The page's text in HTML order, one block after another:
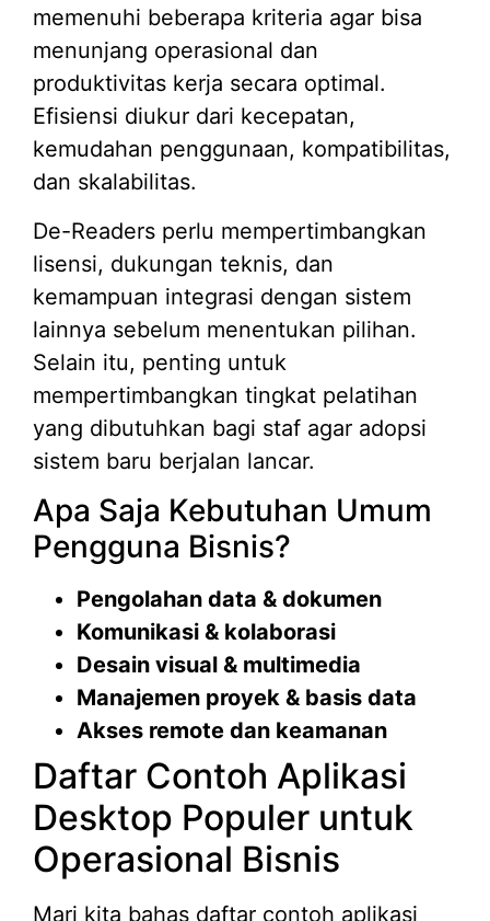
memenuhi beberapa kriteria agar bisa
menunjang operasional dan
produktivitas kerja secara optimal.
Efisiensi diukur dari kecepatan,
kemudahan penggunaan, kompatibilitas,
dan skalabilitas.
De-Readers perlu mempertimbangkan
lisensi, dukungan teknis, dan
kemampuan integrasi dengan sistem
lainnya sebelum menentukan pilihan.
Selain itu, penting untuk
mempertimbangkan tingkat pelatihan
yang dibutuhkan bagi staf agar adopsi
sistem baru berjalan lancar.
Apa Saja Kebutuhan Umum
Pengguna Bisnis?
Pengolahan data & dokumen
Komunikasi & kolaborasi
Desain visual & multimedia
Manajemen proyek & basis data
Akses remote dan keamanan
Daftar Contoh Aplikasi
Desktop Populer untuk
Operasional Bisnis
Mari kita bahas daftar contoh aplikasi